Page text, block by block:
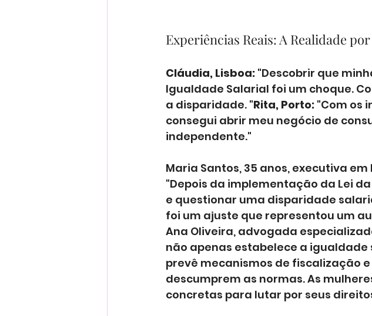
Experiências Reais: A Realidade
Cláudia, Lisboa: "Descobrir que
Igualdade Salarial foi um choque.
a disparidade. "Rita, Porto: "Com os
consegui abrir meu negócio de
independente."
Maria Santos, 35 anos, executiva
"Depois da implementação da Lei
e questionar uma disparidade
foi um ajuste que representou um
Ana Oliveira, advogada
não apenas estabelece a
prevê mecanismos de fiscalização
descumprem as normas. As
concretas para lutar por seus